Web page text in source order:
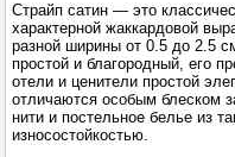
Страйп сатин — это
характерной жаккардовой
разной ширины от 0.5 до 2.5
простой и благородный, его
отели и ценители простой
отличаются особым блеском
нити и постельное белье из
износостойкостью.